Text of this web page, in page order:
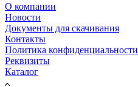
О компании
Новости
Документы для скачивания
Контакты
Политика конфиденциальности
Реквизиты
Каталог